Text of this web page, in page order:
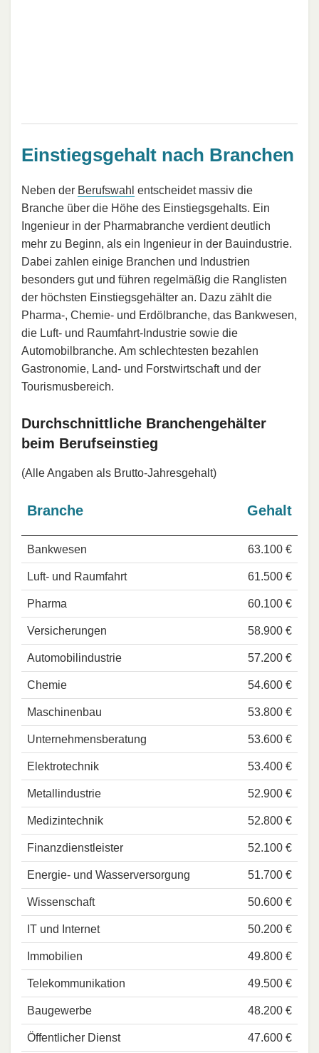
Einstiegsgehalt nach Branchen
Neben der Berufswahl entscheidet massiv die
Branche über die Höhe des Einstiegsgehalts. Ein
Ingenieur in der Pharmabranche verdient deutlich
mehr zu Beginn, als ein Ingenieur in der Bauindustrie.
Dabei zahlen einige Branchen und Industrien
besonders gut und führen regelmäßig die Ranglisten
der höchsten Einstiegsgehälter an. Dazu zählt die
Pharma-, Chemie- und Erdölbranche, das Bankwesen,
die Luft- und Raumfahrt-Industrie sowie die
Automobilbranche. Am schlechtesten bezahlen
Gastronomie, Land- und Forstwirtschaft und der
Tourismusbereich.
Durchschnittliche Branchengehälter
beim Berufseinstieg
(Alle Angaben als Brutto-Jahresgehalt)
Branche Gehalt
Bankwesen 63.100 €
Luft- und Raumfahrt 61.500 €
Pharma 60.100 €
Versicherungen 58.900 €
Automobilindustrie 57.200 €
Chemie 54.600 €
Maschinenbau 53.800 €
Unternehmensberatung 53.600 €
Elektrotechnik 53.400 €
Metallindustrie 52.900 €
Medizintechnik 52.800 €
Finanzdienstleister 52.100 €
Energie- und Wasserversorgung 51.700 €
Wissenschaft 50.600 €
IT und Internet 50.200 €
Immobilien 49.800 €
Telekommunikation 49.500 €
Baugewerbe 48.200 €
Öffentlicher Dienst 47.600 €